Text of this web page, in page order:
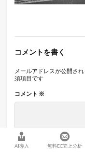
コメントを書く
メールアドレスが公開さ
須項目です
コメント ※
AI導入 無料EC売上分析